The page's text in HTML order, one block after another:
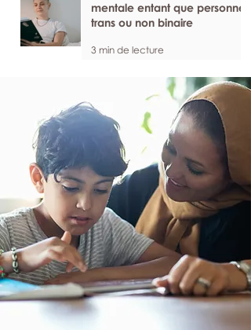
mentale entant que personne
trans ou non binaire
3 min de lecture